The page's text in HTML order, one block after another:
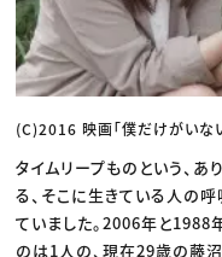
(C)2016 映画「僕だけがいな
タイムリープものという、
る、そこに生きている人の
ていました。2006年と1988
のは1人の、現在29歳の藤